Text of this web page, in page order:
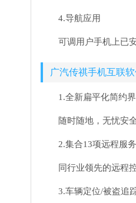
4.导航应用
可调用户手机上已
广汽传祺手机互联
1.全新扁平化简约
随时随地，无忧安
2.集合13项远程服务
同行业领先的远程
3.车辆定位/被盗追